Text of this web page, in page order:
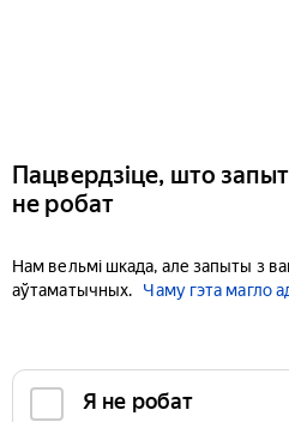
Пацвердзіце, што
не робат
Нам вельмі шкада, але запыты з
аўтаматычных.
Чаму гэта магло
Я не робат